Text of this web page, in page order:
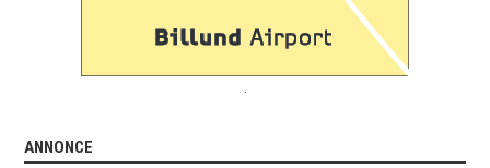
ANNONCE